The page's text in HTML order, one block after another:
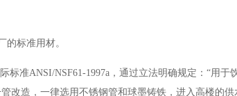
的标准用材。
标准ANSI/NSF61-1997a，通过立法明确规定：“用于
改造，一律选用不锈钢管和球墨铸铁，进入高楼的